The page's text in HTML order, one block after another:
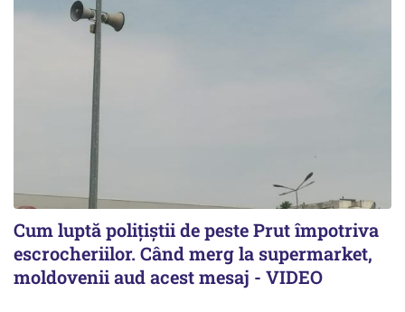
Cum luptă polițiștii de peste Prut împotriva
escrocheriilor. Când merg la supermarket,
moldovenii aud acest mesaj - VIDEO